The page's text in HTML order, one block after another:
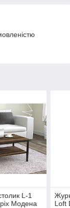
L-1
Модена
Loft